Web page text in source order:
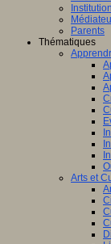
Parents
Thématiques
Arts et